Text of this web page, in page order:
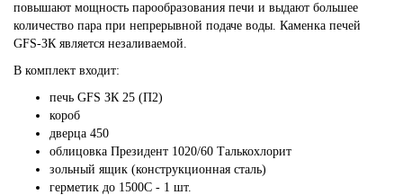
повышают мощность парообразования печи и выдают большее
количество пара при непрерывной подаче воды. Каменка печей
GFS-ЗК является незаливаемой.
В комплект входит:
печь GFS ЗК 25 (П2)
короб
дверца 450
облицовка Президент 1020/60 Талькохлорит
зольный ящик (конструкционная сталь)
герметик до 1500С - 1 шт.